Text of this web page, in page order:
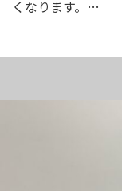
くなります。…